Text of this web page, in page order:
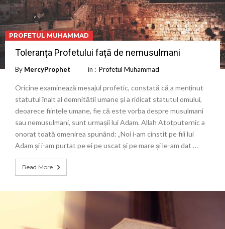
PROFETUL MUHAMMAD
Toleranța Profetului față de nemusulmani
By MercyProphet in : Profetul Muhammad
Oricine examinează mesajul profetic, constată că a menținut
statutul înalt al demnitătii umane și a ridicat statutul omului,
deoarece ființele umane, fie că este vorba despre musulmani
sau nemusulmani, sunt urmașii lui Adam. Allah Atotputernic a
onorat toată omenirea spunând: „Noi i-am cinstit pe fiii lui
Adam și i-am purtat pe ei pe uscat și pe mare și le-am dat …
Read More